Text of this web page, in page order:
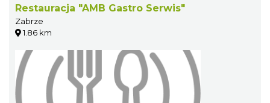
Restauracja "AMB Gastro Serwis"
Zabrze
1.86 km